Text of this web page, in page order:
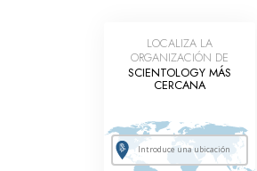
LOCALIZA LA
ORGANIZACIÓN DE
SCIENTOLOGY MÁS
CERCANA